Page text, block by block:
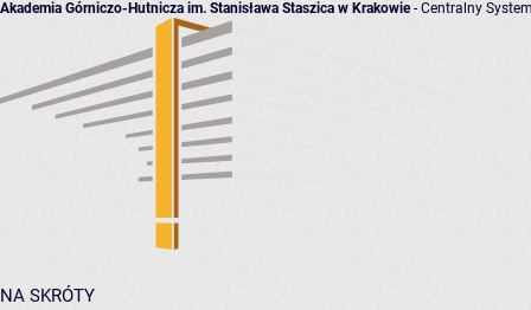
Akademia Górniczo-Hutnicza im. Stanisława Staszica w Krakowie- Centralny
NA SKRÓTY